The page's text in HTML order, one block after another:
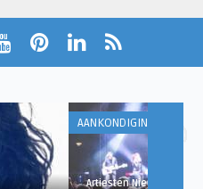
AANKONDIGINGEN
Artiesten Nieuws